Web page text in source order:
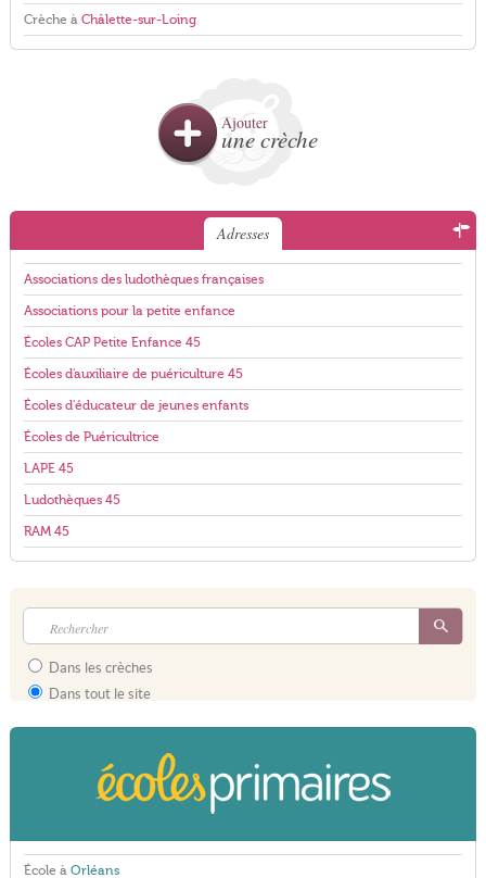
Crèche à Châlette-sur-Loing
Ajouter
une crèche
Adresses
Associations des ludothèques françaises
Associations pour la petite enfance
Écoles CAP Petite Enfance 45
Écoles d'auxiliaire de puériculture 45
Écoles d'éducateur de jeunes enfants
Écoles de Puéricultrice
LAPE 45
Ludothèques 45
RAM 45
Dans les crèches
Dans tout le site
École à Orléans